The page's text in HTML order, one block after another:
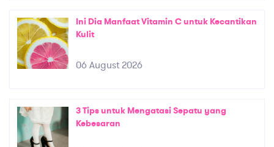
Ini Dia Manfaat Vitamin C untuk Kecantikan
Kulit
06 August 2026
3 Tips untuk Mengatasi Sepatu yang
Kebesaran